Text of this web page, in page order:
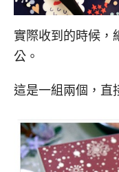
實際收到的時候，
公。
這是一組兩個，直